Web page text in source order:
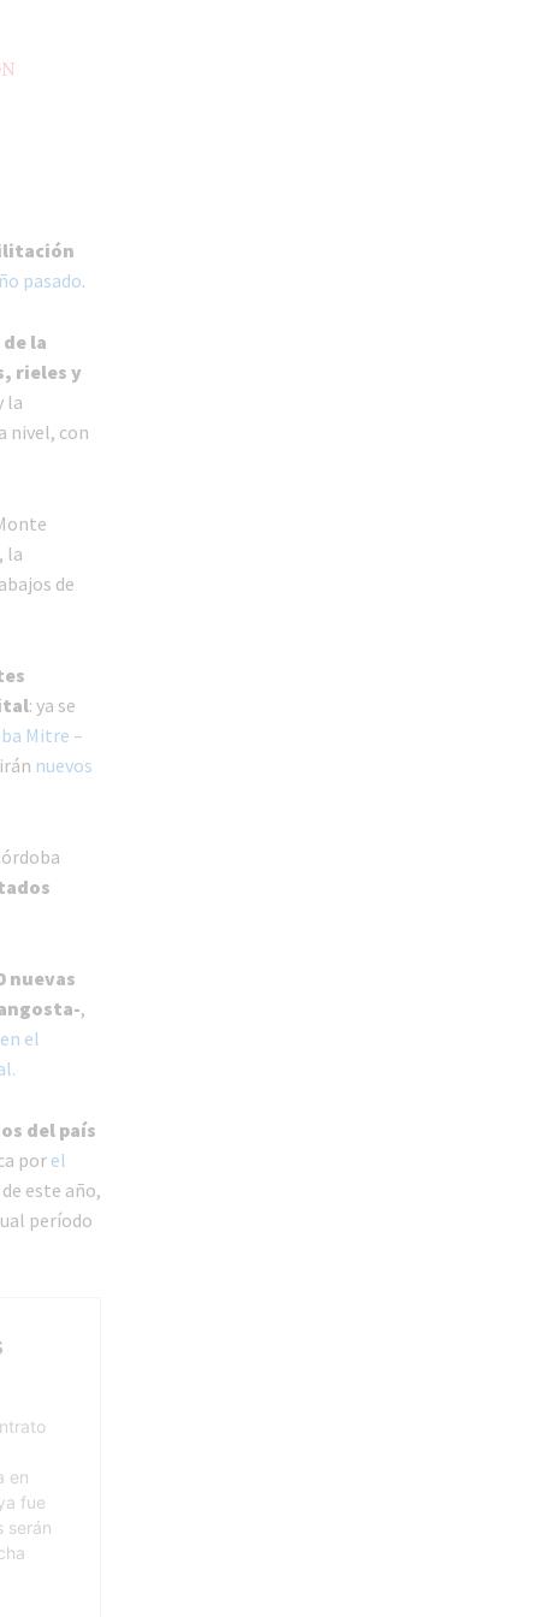
pasado.
la
rieles y
la
nivel, con
la
de
: ya se
Mitre –
nuevos
nuevas
,
en el
del país
por el
este año,
período